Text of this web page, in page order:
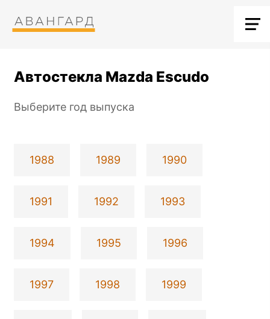
Автостекла Mazda Escudo
Выберите год выпуска
1988 1989 1990
1991 1992 1993
1994 1995 1996
1997 1998 1999